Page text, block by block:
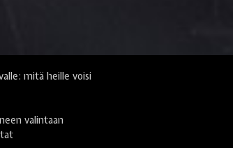
mitä heille voisi
valintaan